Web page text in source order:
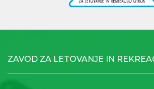
ZAVOD ZA LETOVANJE IN